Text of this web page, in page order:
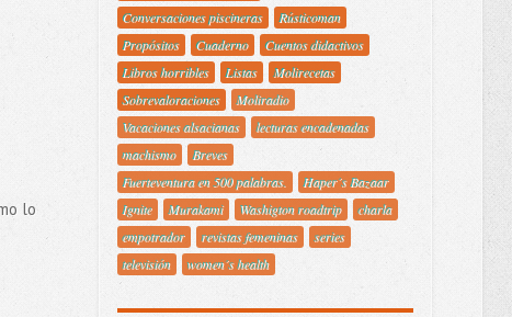
lo
Conversaciones piscineras
Rústicoman
Propósitos
Cuaderno
Cuentos didactivos
Libros horribles
Listas
Molirecetas
Sobrevaloraciones
Moliradio
Vacaciones alsacianas
lecturas encadenadas
machismo
Breves
Fuerteventura en 500 palabras.
Haper´s Bazaar
Ignite
Murakami Washigton roadtrip
charla
empotrador
revistas femeninas
series
televisión
women´s health